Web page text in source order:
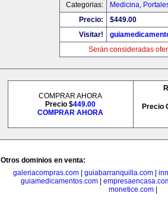
Categorias:
Medicina,
Precio:
$449.00
Visitar!
Serán consideradas
COMPRAR AHORA
Precio $449.00
COMPRAR AHORA
Precio
Otros dominios en venta:
galeriacompras.com
guiabarranquilla.com
guiamedicamentos.com|
monetice.com